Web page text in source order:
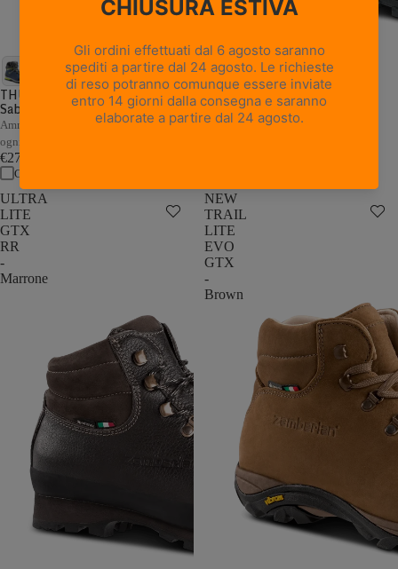
THUNDER GTX - Marrone /
Sabbia
Ammortizzazione e stabilità adattive a
ogni passo
€279,00
Confronta
18 recensioni
NEW TRAIL LITE GTX -
Marrone Nocciola
Pelle pieno fiore con trattamento
Hydrobloc®
ULTRA
LITE
GTX
RR
-
Marrone
NEW
TRAIL
LITE
EVO
GTX
-
Brown